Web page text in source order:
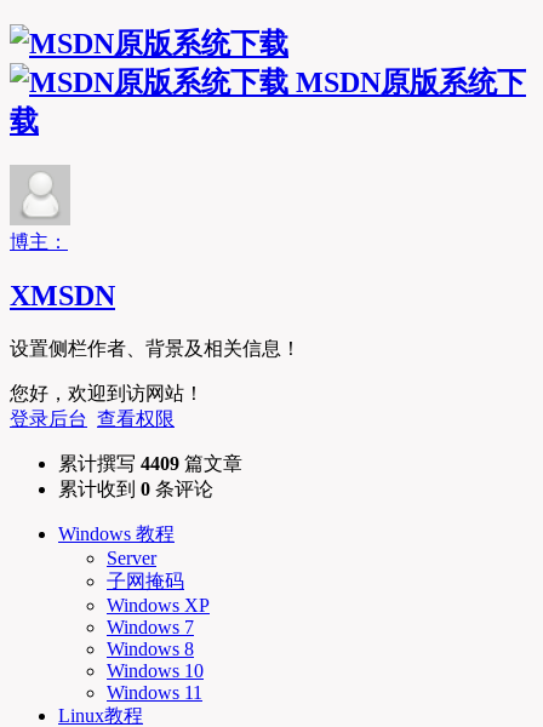
MSDN原版系统下
载
博主：
XMSDN
设置侧栏作者、背景及相关信息！
您好，欢迎到访网站！
登录后台 查看权限
累计撰写 4409 篇文章
累计收到 0 条评论
Windows 教程
Server
子网掩码
Windows XP
Windows 7
Windows 8
Windows 10
Windows 11
Linux教程